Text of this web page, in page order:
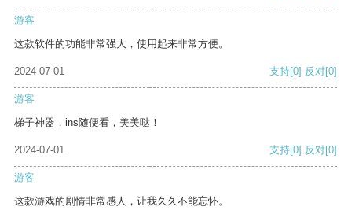
游客
这款软件的功能非常强大，使用起来非常方便。
2024-07-01 支持[0] 反对[0]
游客
梯子神器，ins随便看，美美哒！
2024-07-01 支持[0] 反对[0]
游客
这款游戏的剧情非常感人，让我久久不能忘怀。